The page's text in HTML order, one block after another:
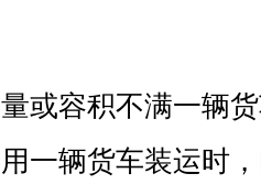
或容积不满一辆
一辆货车装运时